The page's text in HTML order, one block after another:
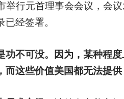
举行元首理事会会议，会
经签署。
功不可没。因为，某种程
这些价值美国都无法提供